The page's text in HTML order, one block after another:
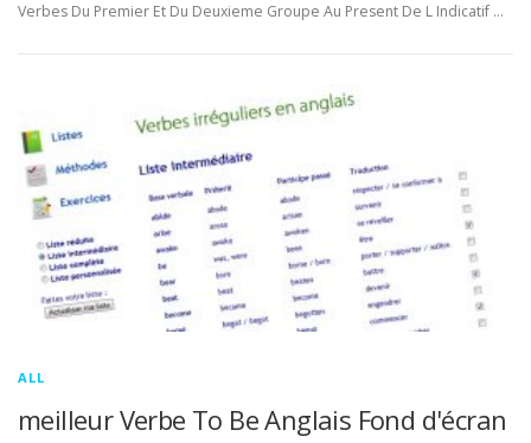
Verbes Du Premier Et Du Deuxieme Groupe Au Present De L Indicatif …
ALL
meilleur Verbe To Be Anglais Fond d'écran